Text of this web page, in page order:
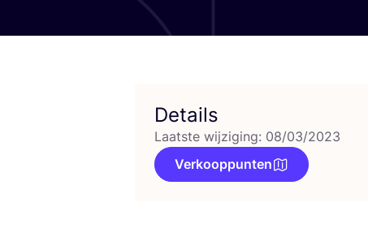
Details
Laatste wijziging: 08/03/2023
Verkooppunten